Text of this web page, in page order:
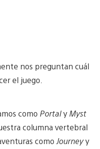
nos preguntan cuál
el juego.
como PortalyMyst
columna vertebral
comoJourneyy